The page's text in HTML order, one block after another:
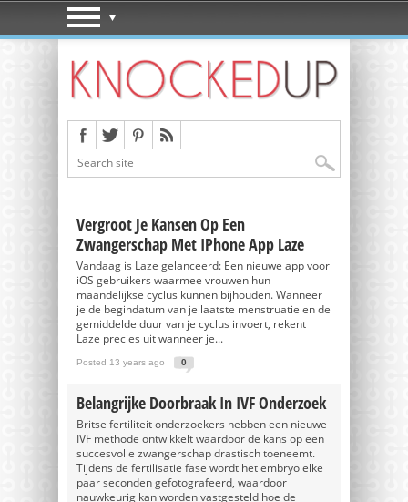
Vergroot Je Kansen Op Een
Zwangerschap Met IPhone App Laze
Vandaag is Laze gelanceerd: Een nieuwe app voor
iOS gebruikers waarmee vrouwen hun
maandelijkse cyclus kunnen bijhouden. Wanneer
je de begindatum van je laatste menstruatie en de
gemiddelde duur van je cyclus invoert, rekent
Laze precies uit wanneer je...
Posted 13 years ago 0
Belangrijke Doorbraak In IVF Onderzoek
Britse fertiliteit onderzoekers hebben een nieuwe
IVF methode ontwikkelt waardoor de kans op een
succesvolle zwangerschap drastisch toeneemt.
Tijdens de fertilisatie fase wordt het embryo elke
paar seconden gefotografeerd, waardoor
nauwkeurig kan worden vastgesteld hoe de